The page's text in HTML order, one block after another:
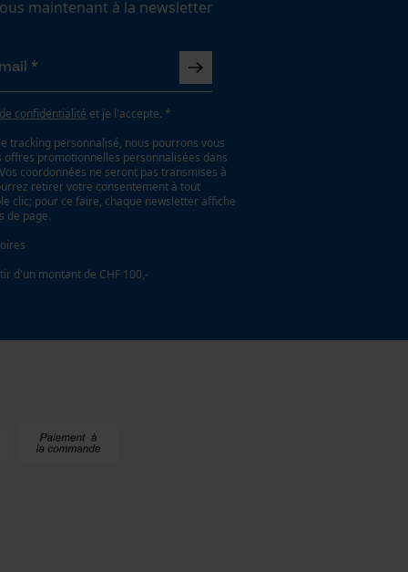
maintenant à la newsletter
confidentialité et je l'accepte. *
tracking personnalisé, nous pourrons vous
promotionnelles personnalisées dans
coordonnées ne seront pas transmises à
retirer votre consentement à tout
clic; pour ce faire, chaque newsletter affiche
de page.
d'un montant de CHF 100,-